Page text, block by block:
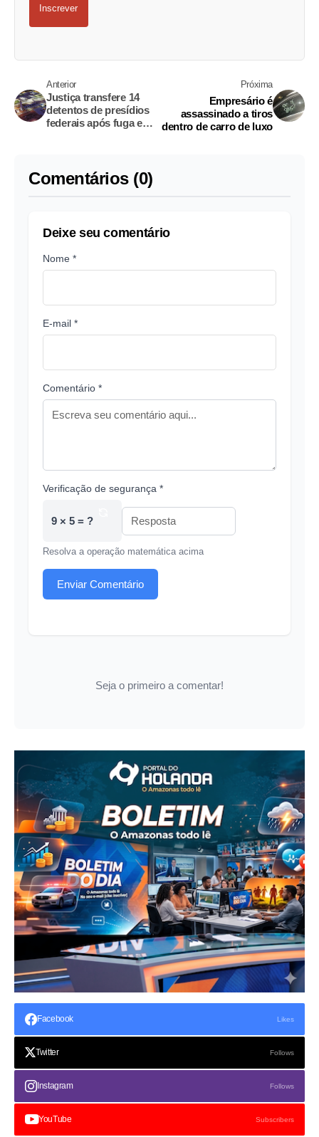
Inscrever
Anterior
Justiça transfere 14
detentos de presídios
federais após fuga em
Próxima
Empresário é
assassinado a tiros
dentro de carro de luxo
Comentários (0)
Deixe seu comentário
Nome *
E-mail *
Comentário *
Verificação de segurança *
9 × 5 = ?
Resolva a operação matemática acima
Enviar Comentário
Seja o primeiro a comentar!
Facebook Likes
Twitter Follows
Instagram Follows
YouTube Subscribers